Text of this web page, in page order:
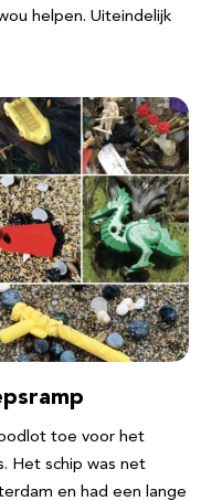
helpen. Uiteindelijk
toe voor het
Het schip was net
en had een lange